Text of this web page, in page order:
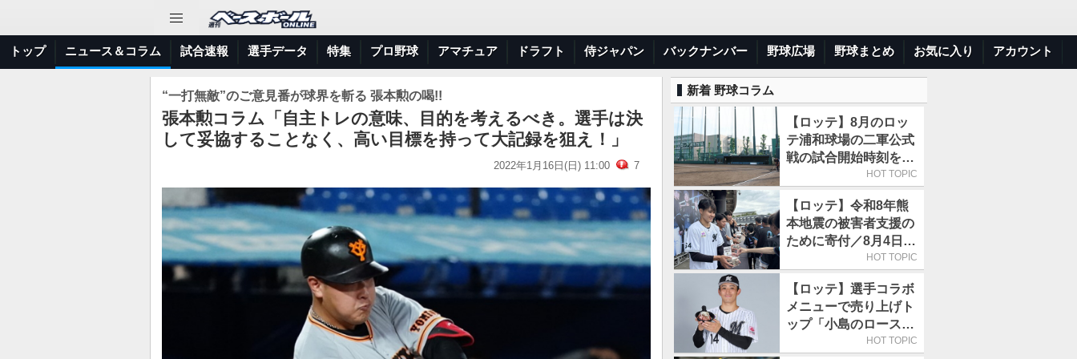
トップ ニュース＆コラム 試合速報 選手データ 特集 プロ野球 アマチュア ドラフト 侍ジャパン バックナンバー 野球広場 野球まとめ お気に入り アカウント
“一打無敵”のご意見番が球界を斬る 張本勲の喝!!
張本勲コラム「自主トレの意味、目的を考えるべき。選手は決
して妥協することなく、高い目標を持って大記録を狙え！」
2022年1月16日(日) 11:00 7
新着 野球コラム
【ロッテ】8月のロッ
テ浦和球場の二軍公式
戦の試合開始時刻を午
前10時30分に変更HOT TOPIC
【ロッテ】令和8年熊
本地震の被害者支援の
ために寄付／8月4日に
は選手たちが募金箱を
HOT TOPIC
【ロッテ】選手コラボ
メニューで売り上げト
ップ「小島のロースト
ビーフ丼」が4年連続
HOT TOPIC